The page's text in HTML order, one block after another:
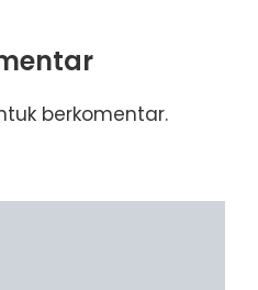
berkomentar.